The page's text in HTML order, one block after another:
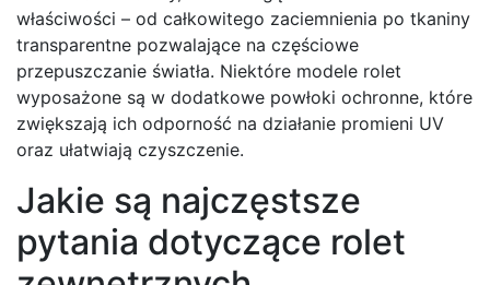
właściwości – od całkowitego zaciemnienia po tkaniny
transparentne pozwalające na częściowe
przepuszczanie światła. Niektóre modele rolet
wyposażone są w dodatkowe powłoki ochronne, które
zwiększają ich odporność na działanie promieni UV
oraz ułatwiają czyszczenie.
Jakie są najczęstsze
pytania dotyczące rolet